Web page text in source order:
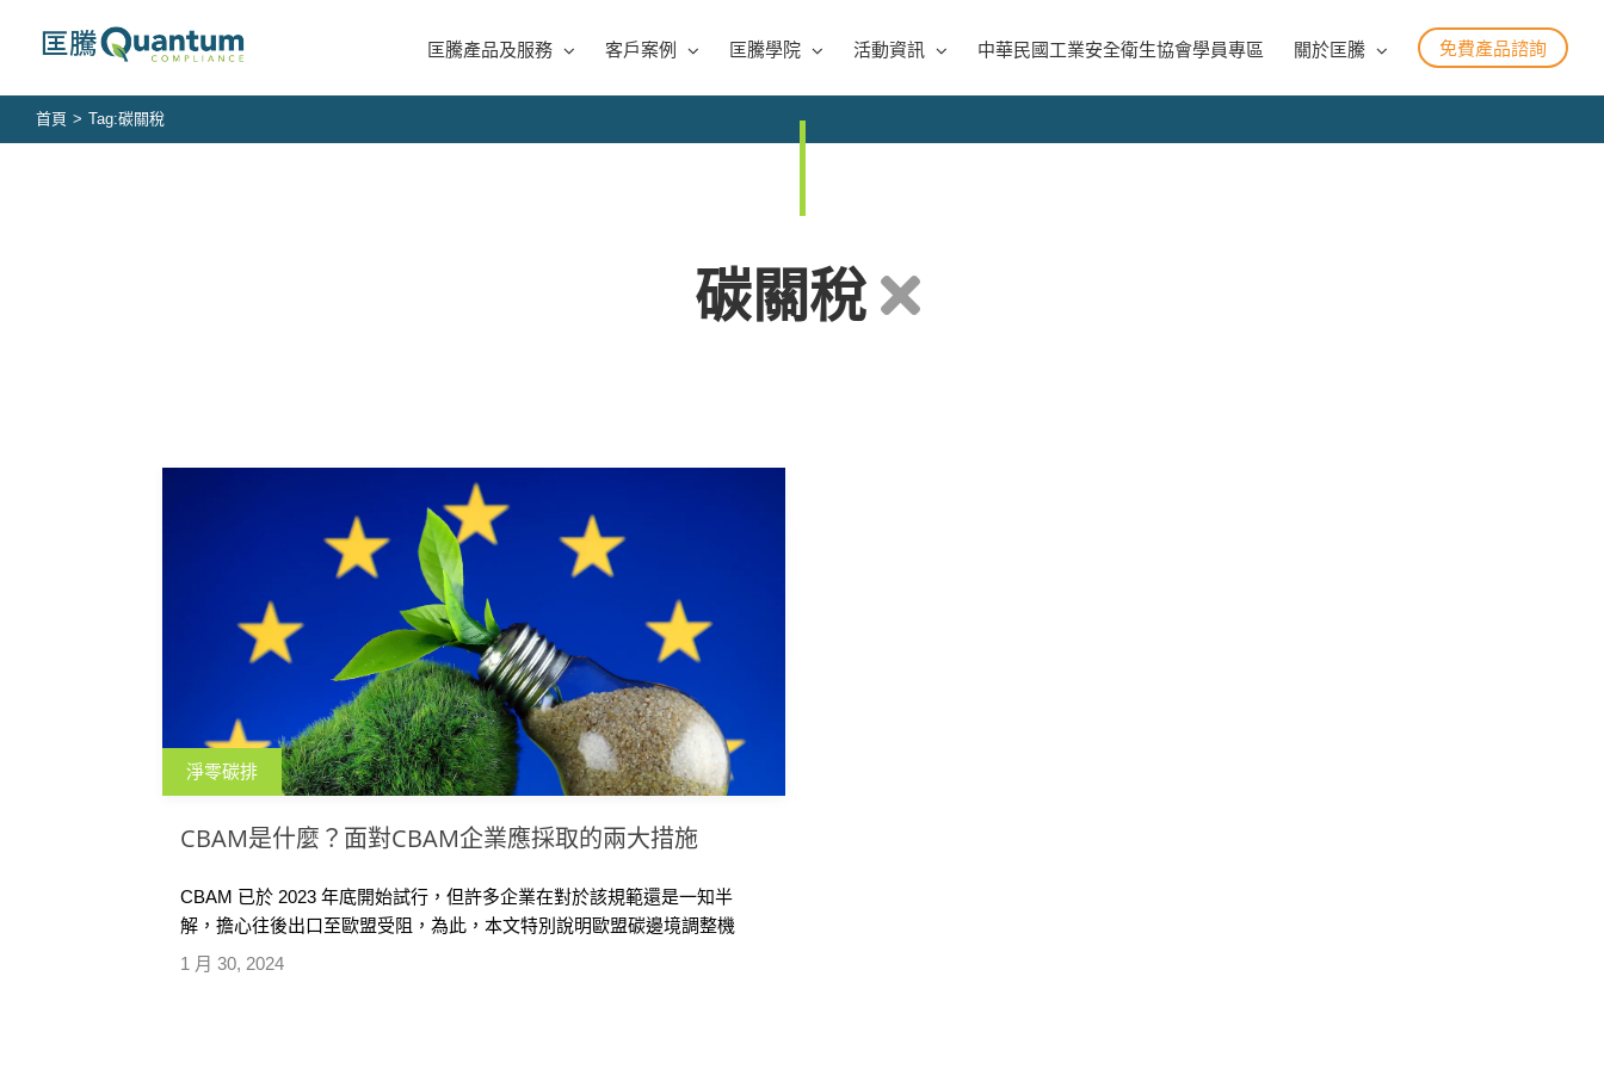
匡騰產品及服務 客戶案例 匡騰學院 活動資訊 中華民國工業安全衛生協會學員專區 關於匡騰 免費產品諮詢
首頁 > Tag:碳關稅
碳關稅
淨零碳排
CBAM是什麼？面對CBAM企業應採取的兩大措施
1 月 30, 2024
CBAM 已於 2023 年底開始試行，但許多企業在對於該規範還是一知半
解，擔心往後出口至歐盟受阻，為此，本文特別說明歐盟碳邊境調整機
制，包含其定義及受影響之企業對象，並提出現階段的兩大因應建議，以